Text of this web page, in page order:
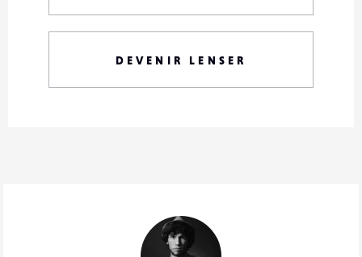
DEVENIR LENSER